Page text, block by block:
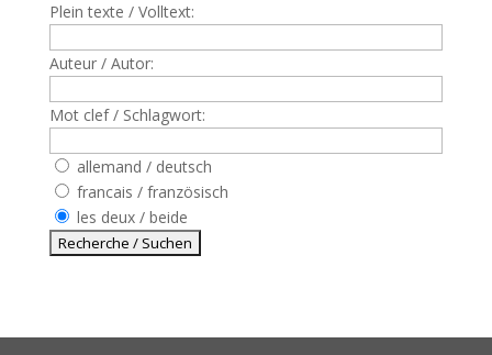
Plein texte / Volltext:
Auteur / Autor:
Mot clef / Schlagwort:
allemand / deutsch
francais / französisch
les deux / beide